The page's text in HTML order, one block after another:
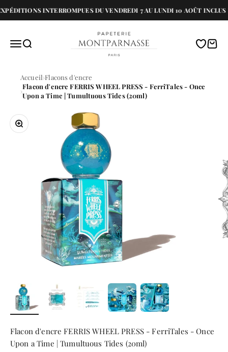
Passer au contenu
INTERROMPUES DU VENDREDI 7 AU LUNDI 10 AOÛT INCLUS
MenuRecherche
Papeterie Montparnasse
Accueil Flacons d'encre
Flacon d'encre FERRIS WHEEL PRESS - FerriTales - Once
Upon a Time | Tumultuous Tides (20ml)
Zoomer sur l'image
Flacon d'encre FERRIS WHEEL PRESS - FerriTales - Once
Upon a Time | Tumultuous Tides (20ml)